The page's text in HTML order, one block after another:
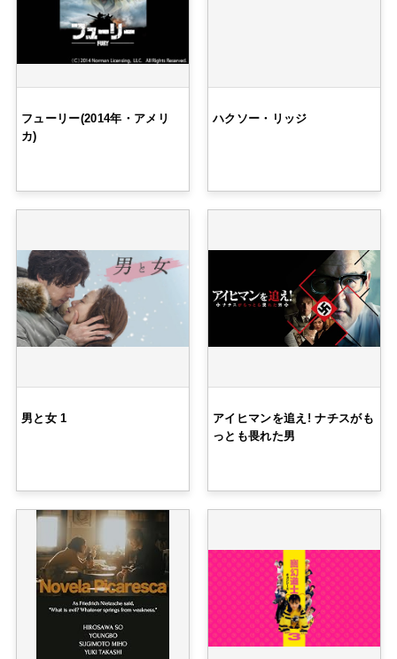
フューリー(2014年・アメリ
カ)
ハクソー・リッジ
男と女 1
アイヒマンを追え! ナチスがも
っとも畏れた男